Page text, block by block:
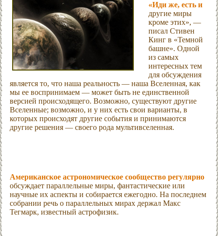
«Иди же, есть и
другие миры
кроме этих», —
писал Стивен
Кинг в «Темной
башне». Одной
из самых
интересных тем
для обсуждения
является то, что наша реальность — наша Вселенная, как
мы ее воспринимаем — может быть не единственной
версией происходящего. Возможно, существуют другие
Вселенные; возможно, и у них есть свои варианты, в
которых происходят другие события и принимаются
другие решения — своего рода мультивселенная.
Американское астрономическое сообщество регулярно
обсуждает параллельные миры, фантастические или
научные их аспекты и собирается ежегодно. На последнем
собрании речь о параллельных мирах держал Макс
Тегмарк, известный астрофизик.